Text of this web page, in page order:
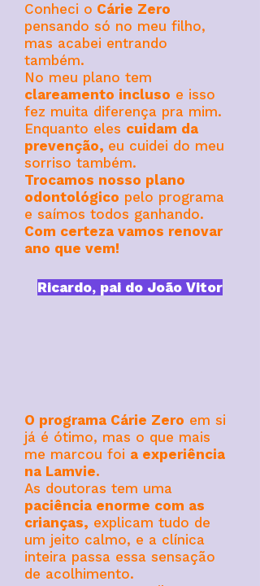
Conheci o Cárie Zero
pensando só no meu filho,
mas acabei entrando
também.
No meu plano tem
clareamento incluso e isso
fez muita diferença pra mim.
Enquanto eles cuidam da
prevenção, eu cuidei do meu
sorriso também.
Trocamos nosso plano
odontológico pelo programa
e saímos todos ganhando.
Com certeza vamos renovar
ano que vem!
Ricardo, pai do João Vitor
O programa Cárie Zero em si
já é ótimo, mas o que mais
me marcou foi a experiência
na Lamvie.
As doutoras tem uma
paciência enorme com as
crianças, explicam tudo de
um jeito calmo, e a clínica
inteira passa essa sensação
de acolhimento.